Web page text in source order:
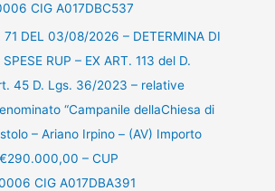
CIG A017DBC537
71 DEL 03/08/2026 – DETERMINA DI
RUP – EX ART. 113 del D.
45 D. Lgs. 36/2023 – relative
“Campanile dellaChiesa di
– Ariano Irpino – (AV) Importo
– CUP
CIG A017DBA391